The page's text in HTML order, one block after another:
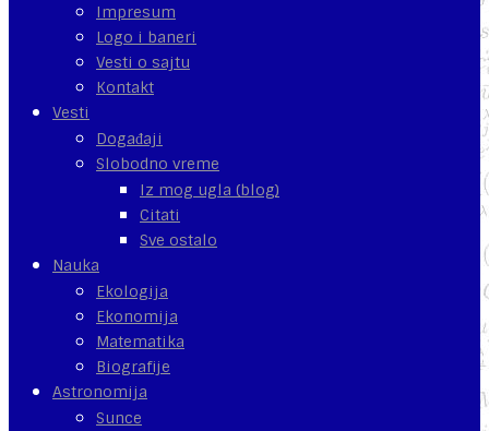
Impresum
Logo i baneri
Vesti o sajtu
Kontakt
Vesti
Događaji
Slobodno vreme
Iz mog ugla (blog)
Citati
Sve ostalo
Nauka
Ekologija
Ekonomija
Matematika
Biografije
Astronomija
Sunce